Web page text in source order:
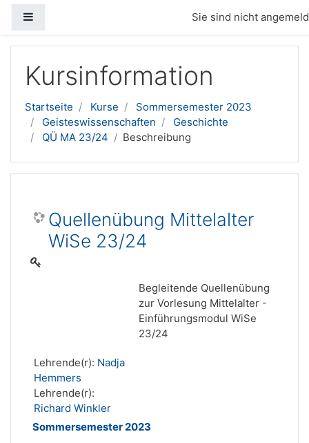
Sie sind nicht
Kursinformation
Startseite Kurse
Sommersemester 2023
Geisteswissenschaften
Geschichte
QÜ MA 23/24
Beschreibung
Quellenübung Mittelalter
WiSe 23/24
Begleitende Quellenübung
zur Vorlesung Mittelalter -
Einführungsmodul WiSe
23/24
Lehrende(r): Nadja
Hemmers
Lehrende(r):
Richard Winkler
Sommersemester 2023